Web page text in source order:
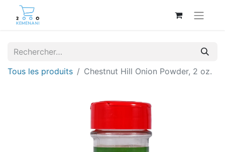
Tous les produits Chestnut Hill Onion Powder, 2 oz.